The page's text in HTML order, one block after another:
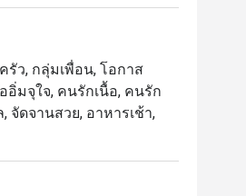
บ สถานีรถไฟฟ้า BTS
อร์ หรือโอกาสพิเศษ เมนู
สำหรับผู้ที่มองหาบุฟเฟ่ต์
ลที่สะดวกใกล้ BTS ชิดลม
รัว, กลุ่มเพื่อน, โอกาส
อิ่มจุใจ, คนรักเนื้อ, คนรัก
จัดจานสวย, อาหารเช้า,